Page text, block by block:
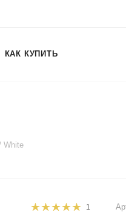
КАК КУПИТЬ
White
1